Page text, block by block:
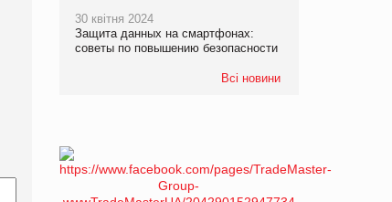
30 квітня 2024
Защита данных на смартфонах:
советы по повышению безопасности
Всі новини